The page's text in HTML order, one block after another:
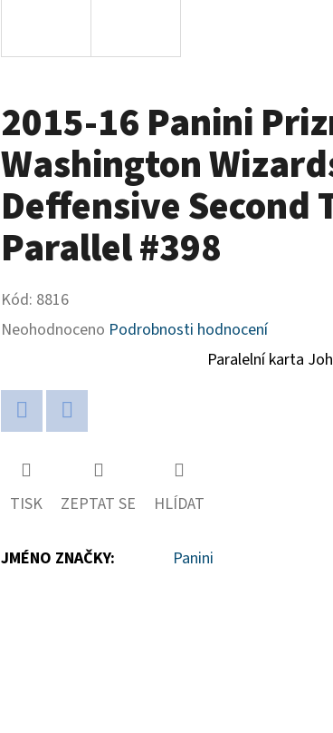
2015-16 Panini
Washington
Deffensive Second
Parallel #398
Kód: 8816
Průměrné
produktu
Neohodnoceno Podrobnosti hodnocení
Paralelní karta
TISK ZEPTAT SE HLÍDAT
JMÉNO ZNAČKY: Panini